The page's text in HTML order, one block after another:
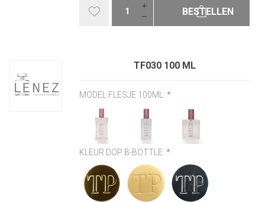
BESTELLEN
TF030 100 ML
MODEL FLESJE 100ML:*
KLEUR DOP B-BOTTLE:*